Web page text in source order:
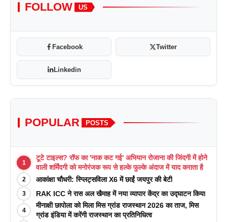
FOLLOW US
Facebook Twitter
Linkedin
POPULAR POSTS
1
टूटे टाइल्स? रॉफ का 'नाक कट गई' अभियान रोजाना की जिंदगी में होने
वाली शर्मिंदगी को मनोरंजक रूप से हल्के फुल्के अंदाज में याद कराता है
2 आकांक्षा चौधरी: स्प्लिट्सविला X6 में छाईं जयपुर की बेटी
3 RAK ICC ने रास अल खैमाह में नया व्यापार केंद्र का उद्घाटन किया
4
मीनाक्षी छापोला को मिला मिस ग्रांड राजस्थान 2026 का ताज, मिस
ग्रांड इंडिया में करेंगी राजस्थान का प्रतिनिधित्व